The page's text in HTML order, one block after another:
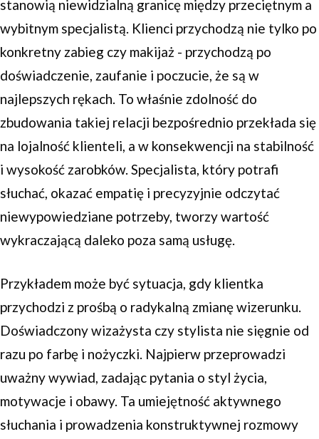
stanowią niewidzialną granicę między przeciętnym a
wybitnym specjalistą. Klienci przychodzą nie tylko po
konkretny zabieg czy makijaż - przychodzą po
doświadczenie, zaufanie i poczucie, że są w
najlepszych rękach. To właśnie zdolność do
zbudowania takiej relacji bezpośrednio przekłada się
na lojalność klienteli, a w konsekwencji na stabilność
i wysokość zarobków. Specjalista, który potrafi
słuchać, okazać empatię i precyzyjnie odczytać
niewypowiedziane potrzeby, tworzy wartość
wykraczającą daleko poza samą usługę.
Przykładem może być sytuacja, gdy klientka
przychodzi z prośbą o radykalną zmianę wizerunku.
Doświadczony wizażysta czy stylista nie sięgnie od
razu po farbę i nożyczki. Najpierw przeprowadzi
uważny wywiad, zadając pytania o styl życia,
motywacje i obawy. Ta umiejętność aktywnego
słuchania i prowadzenia konstruktywnej rozmowy